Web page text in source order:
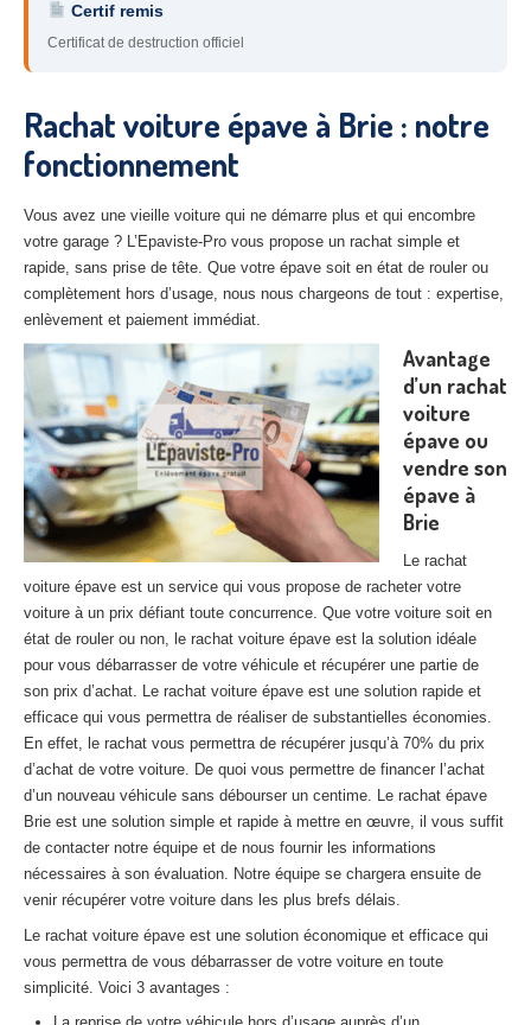
45 – Loiret
28– Eure-et-Loir
27– Eure
10– Aube
02– Aisne
Tousles secteurs
CENTREVHU AGRÉE
Centreagréé VHU Paris 75 : casse auto avec destruction
Centreagréé VHU 77 : casse auto avec destruction
Centreagréé VHU 78 : casse auto avec destruction
Centreagréé VHU 91 : casse auto avec destruction
Centre agréé VHU 92 : casse auto avec destruction
Centreagréé VHU 93 : casse auto avec destruction
Centreagréé VHU 94 : casse auto avec destruction
Centre agréé VHU 95 : casse auto avec destruction
DOCUMENTS À JOINDRE
RACHATVÉHICULES
CONTACT
Certif remis
Certificat de destruction officiel
Rachat voiture épave à Brie : notre
fonctionnement
Vous avez une vieille voiture qui ne démarre plus et qui encombre
votre garage ? L’Epaviste-Pro vous propose un rachat simple et
rapide, sans prise de tête. Que votre épave soit en état de rouler ou
complètement hors d’usage, nous nous chargeons de tout : expertise,
enlèvement et paiement immédiat.
Avantage
d’un rachat
voiture
épave ou
vendre son
épave à
Brie
Le rachat
voiture épave est un service qui vous propose de racheter votre
voiture à un prix défiant toute concurrence. Que votre voiture soit en
état de rouler ou non, le rachat voiture épave est la solution idéale
pour vous débarrasser de votre véhicule et récupérer une partie de
son prix d’achat. Le rachat voiture épave est une solution rapide et
efficace qui vous permettra de réaliser de substantielles économies.
En effet, le rachat vous permettra de récupérer jusqu’à 70% du prix
d’achat de votre voiture. De quoi vous permettre de financer l’achat
d’un nouveau véhicule sans débourser un centime. Le rachat épave
Brie est une solution simple et rapide à mettre en œuvre, il vous suffit
de contacter notre équipe et de nous fournir les informations
nécessaires à son évaluation. Notre équipe se chargera ensuite de
venir récupérer votre voiture dans les plus brefs délais.
Le rachat voiture épave est une solution économique et efficace qui
vous permettra de vous débarrasser de votre voiture en toute
simplicité. Voici 3 avantages :